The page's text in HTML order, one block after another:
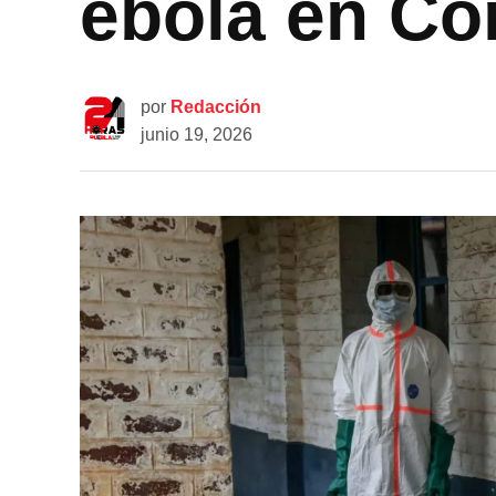
por Redacción
junio 19, 2026